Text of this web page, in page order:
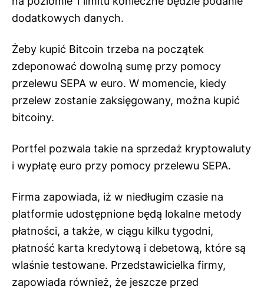
dodatkowych danych.
Żeby kupić Bitcoin trzeba na początek
zdeponować dowolną sumę przy pomocy
przelewu SEPA w euro. W momencie, kiedy
przelew zostanie zaksięgowany, można kupić
bitcoiny.
Portfel pozwala takie na sprzedaż kryptowaluty
i wypłatę euro przy pomocy przelewu SEPA.
Firma zapowiada, iż w niedługim czasie na
platformie udostępnione będą lokalne metody
płatności, a także, w ciągu kilku tygodni,
płatność karta kredytową i debetową, które są
wlaśnie testowane. Przedstawicielka firmy,
zapowiada również, że jeszcze przed